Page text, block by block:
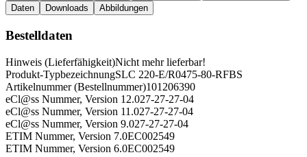
Daten
Downloads Abbildungen
Bestelldaten
Hinweis (Lieferfähigkeit)Nicht mehr lieferbar!
Produkt-TypbezeichnungSLC 220-E/R0475-80-RFBS
Artikelnummer (Bestellnummer)101206390
eCl@ss Nummer, Version 12.027-27-27-04
eCl@ss Nummer, Version 11.027-27-27-04
eCl@ss Nummer, Version 9.027-27-27-04
ETIM Nummer, Version 7.0EC002549
ETIM Nummer, Version 6.0EC002549